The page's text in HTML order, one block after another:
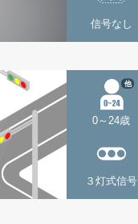
信号なし
0～24歳
他
３灯式信号